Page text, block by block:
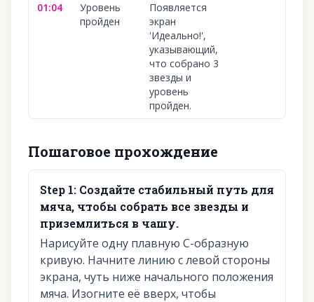
01:04
Уровень
пройден
Появляется
экран
'Идеально!',
указывающий,
что собрано 3
звезды и
уровень
пройден.
Пошаговое прохождение
Step 1: Создайте стабильный путь для
мяча, чтобы собрать все звезды и
приземлиться в чашу.
Нарисуйте одну плавную С-образную
кривую. Начните линию с левой стороны
экрана, чуть ниже начального положения
мяча. Изогните её вверх, чтобы